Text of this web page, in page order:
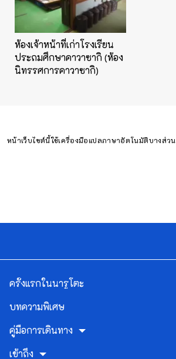
ห้องเจ้าหน้าที่เก่าโรงเรียน
ประถมศึกษาคาวาซากิ (ห้อง
นิทรรศการคาวาซากิ)
หน้าเว็บไซต์นี้ใช้เครื่องมือแปลภาษาอัตโนมัติบางส่วน
ครั้งแรกในนารูโตะ
บทความพิเศษ
คู่มือการเดินทาง
เข้าถึง